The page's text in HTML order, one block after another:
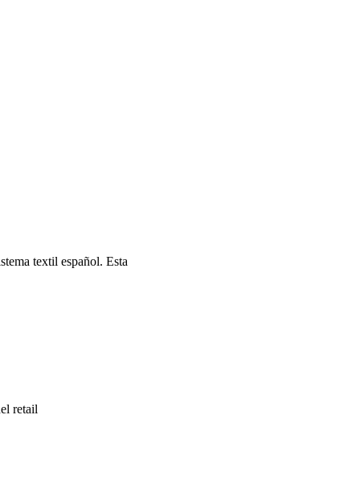
textil español. Esta
retail